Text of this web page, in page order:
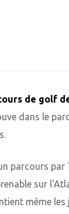
de golf
dans le
parcours
sur
même les